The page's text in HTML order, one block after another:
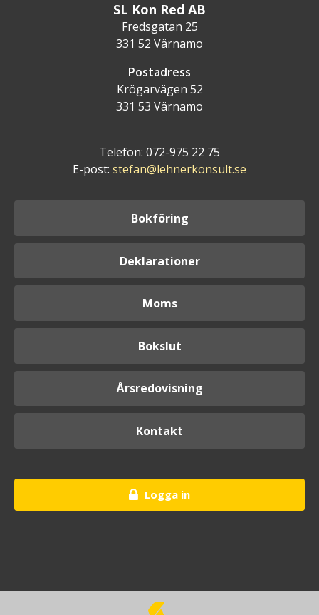
SL Kon Red AB
Fredsgatan 25
331 52 Värnamo
Postadress
Krögarvägen 52
331 53 Värnamo
Telefon: 072-975 22 75
E-post: stefan@lehnerkonsult.se
Bokföring
Deklarationer
Moms
Bokslut
Årsredovisning
Kontakt
Logga in